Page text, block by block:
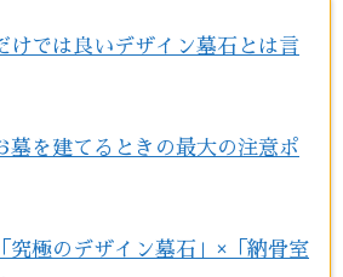
けでは良いデザイン墓石とは言
墓を建てるときの最大の注意ポ
究極のデザイン墓石」×「納骨室